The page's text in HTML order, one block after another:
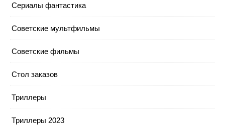
Сериалы фантастика
Советские мультфильмы
Советские фильмы
Стол заказов
Триллеры
Триллеры 2023